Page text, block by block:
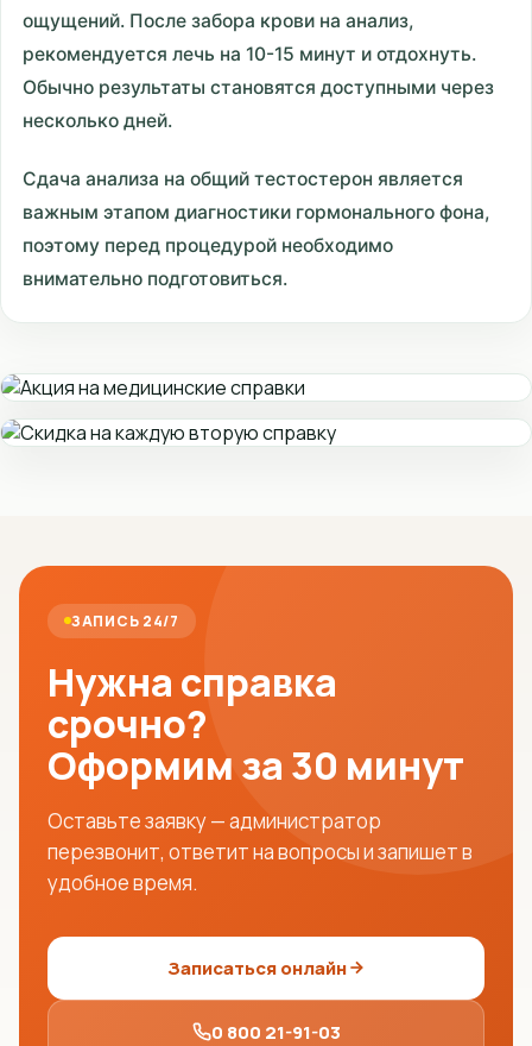
ощущений. После забора крови на анализ,
рекомендуется лечь на 10-15 минут и отдохнуть.
Обычно результаты становятся доступными через
несколько дней.
Сдача анализа на общий тестостерон является
важным этапом диагностики гормонального фона,
поэтому перед процедурой необходимо
внимательно подготовиться.
ЗАПИСЬ 24/7
Нужна справка
срочно?
Оформим за 30 минут
Оставьте заявку — администратор
перезвонит, ответит на вопросы и запишет в
удобное время.
Записаться онлайн
0 800 21-91-03